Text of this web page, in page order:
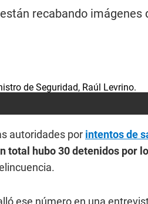
recabando
autoridades por intentos de
total hubo 30 detenidos por
ese número en una